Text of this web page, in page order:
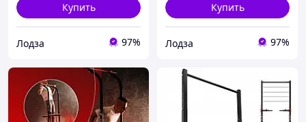
Купить
Лодза 97%
Купить
Лодза 97%